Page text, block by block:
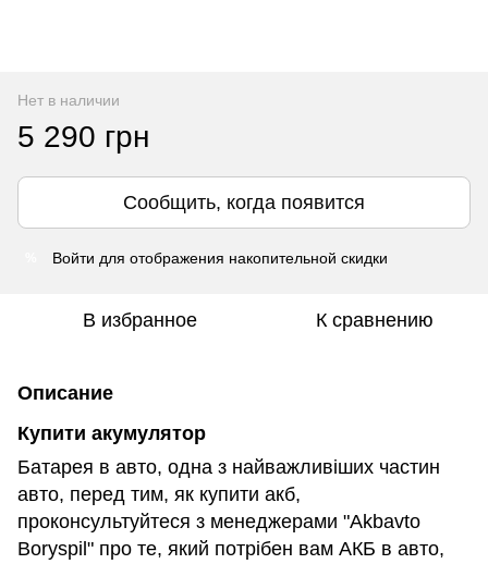
Нет в наличии
5 290 грн
Сообщить, когда появится
Войти для отображения накопительной скидки
В избранное К сравнению
Описание
Купити акумулятор
Батарея в авто, одна з найважливіших частин
авто, перед тим, як купити акб,
проконсультуйтеся з менеджерами "Akbavto
Boryspil" про те, який потрібен вам АКБ в авто,